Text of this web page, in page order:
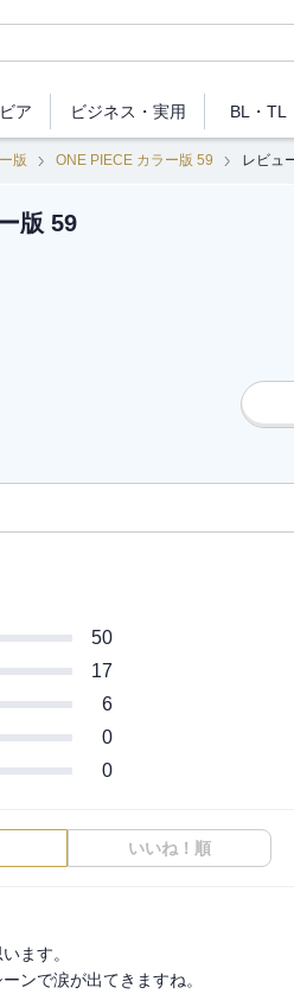
ア ビジネス ・実用 BL・TL
版 ONE PIECE カラー版 59 レビュ
版 59
50
17
6
0
0
いいね！順
ます。
ンで涙が出てきますね。